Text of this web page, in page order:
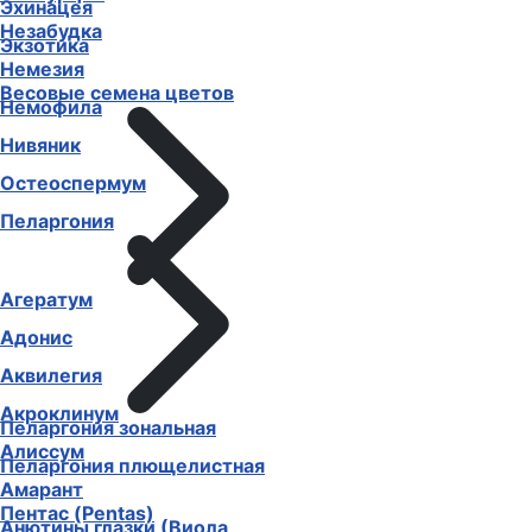
Незабудка
Немезия
Немофила
Нивяник
Остеоспермум
Пеларгония
Пеларгония зональная
Пеларгония плющелистная
Пентас (Pentas)
Эхинацея
Экзотика
Весовые семена цветов
Агератум
Адонис
Аквилегия
Акроклинум
Алиссум
Амарант
Анютины глазки (Виола